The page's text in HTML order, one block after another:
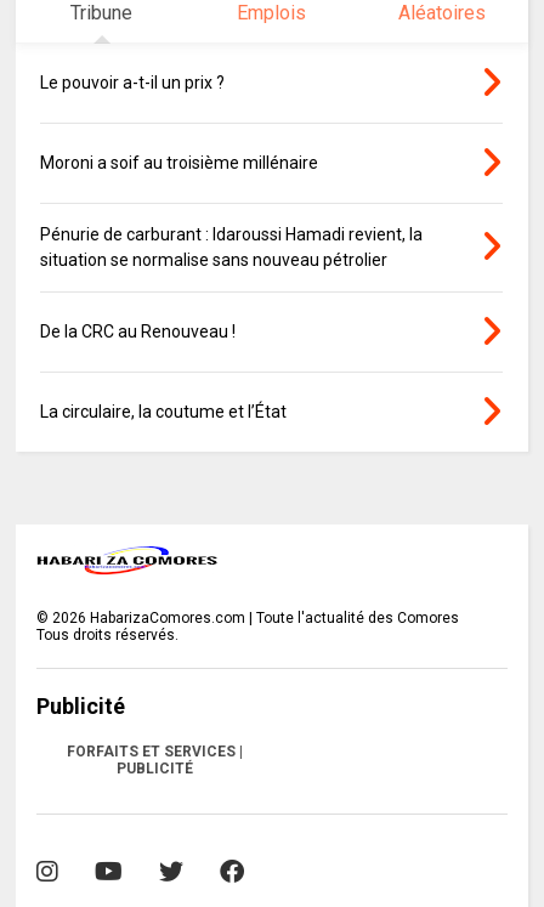
Tribune Emplois Aléatoires
Le pouvoir a-t-il un prix ?
Moroni a soif au troisième millénaire
Pénurie de carburant : Idaroussi Hamadi revient, la
situation se normalise sans nouveau pétrolier
De la CRC au Renouveau !
La circulaire, la coutume et l’État
©2026 HabarizaComores.com | Toute l'actualité des Comores
Tous droits réservés.
Publicité
FORFAITS ET SERVICES |
PUBLICITÉ